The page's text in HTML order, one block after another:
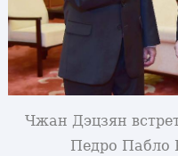
Чжан Дэцзян
Педро Пабло